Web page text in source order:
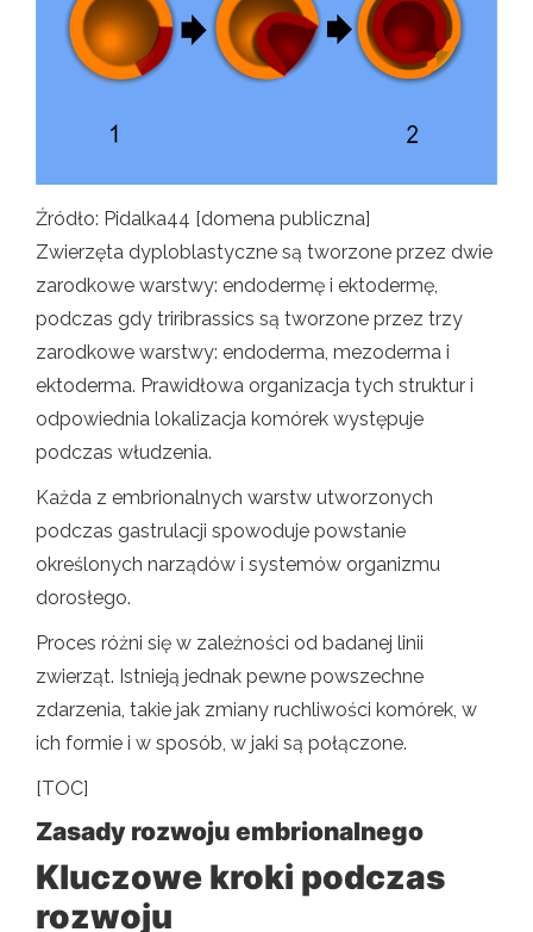
Źródło: Pidalka44 [domena publiczna]
Zwierzęta dyploblastyczne są tworzone przez dwie
zarodkowe warstwy: endodermę i ektodermę,
podczas gdy triribrassics są tworzone przez trzy
zarodkowe warstwy: endoderma, mezoderma i
ektoderma. Prawidłowa organizacja tych struktur i
odpowiednia lokalizacja komórek występuje
podczas włudzenia.
Każda z embrionalnych warstw utworzonych
podczas gastrulacji spowoduje powstanie
określonych narządów i systemów organizmu
dorosłego.
Proces różni się w zależności od badanej linii
zwierząt. Istnieją jednak pewne powszechne
zdarzenia, takie jak zmiany ruchliwości komórek, w
ich formie i w sposób, w jaki są połączone.
[TOC]
Zasady rozwoju embrionalnego
Kluczowe kroki podczas
rozwoju